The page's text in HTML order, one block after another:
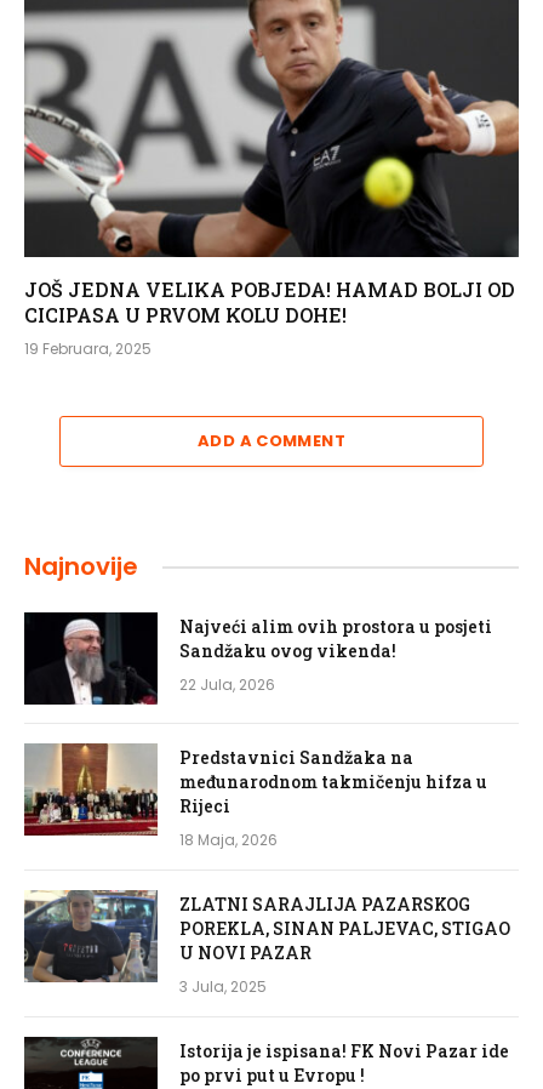
JOŠ JEDNA VELIKA POBJEDA! HAMAD BOLJI OD
CICIPASA U PRVOM KOLU DOHE!
19 Februara, 2025
ADD A COMMENT
Najnovije
Najveći alim ovih prostora u posjeti
Sandžaku ovog vikenda!
22 Jula, 2026
Predstavnici Sandžaka na
međunarodnom takmičenju hifza u
Rijeci
18 Maja, 2026
ZLATNI SARAJLIJA PAZARSKOG
POREKLA, SINAN PALJEVAC, STIGAO
U NOVI PAZAR
3 Jula, 2025
Istorija je ispisana! FK Novi Pazar ide
po prvi put u Evropu !